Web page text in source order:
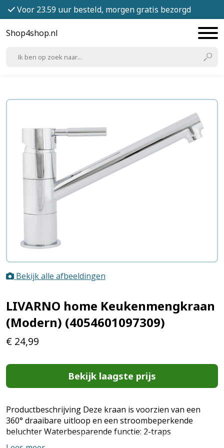
Voor 23.59 uur besteld, morgen gratis bezorgd
Shop4shop.nl
Bekijk alle afbeeldingen
LIVARNO home Keukenmengkraan
(Modern) (4054601097309)
€ 24,99
Bekijk laagste prijs
Productbeschrijving Deze kraan is voorzien van een
360° draaibare uitloop en een stroombeperkende
beluchter Waterbesparende functie: 2-traps
hendelopening om water te besparen